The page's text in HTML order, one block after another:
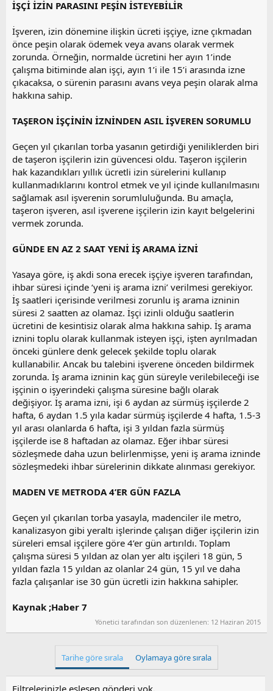
İŞÇİ İZİN PARASINI PEŞİN İSTEYEBİLİR
İşveren, izin dönemine ilişkin ücreti işçiye, izne çıkmadan
önce peşin olarak ödemek veya avans olarak vermek
zorunda. Örneğin, normalde ücretini her ayın 1’inde
çalışma bitiminde alan işçi, ayın 1’i ile 15’i arasında izne
çıkacaksa, o sürenin parasını avans veya peşin olarak alma
hakkına sahip.
TAŞERON İŞÇİNİN İZNİNDEN ASIL İŞVEREN SORUMLU
Geçen yıl çıkarılan torba yasanın getirdiği yeniliklerden biri
de taşeron işçilerin izin güvencesi oldu. Taşeron işçilerin
hak kazandıkları yıllık ücretli izin sürelerini kullanıp
kullanmadıklarını kontrol etmek ve yıl içinde kullanılmasını
sağlamak asıl işverenin sorumluluğunda. Bu amaçla,
taşeron işveren, asıl işverene işçilerin izin kayıt belgelerini
vermek zorunda.
GÜNDE EN AZ 2 SAAT YENİ İŞ ARAMA İZNİ
Yasaya göre, iş akdi sona erecek işçiye işveren tarafından,
ihbar süresi içinde ‘yeni iş arama izni’ verilmesi gerekiyor.
İş saatleri içerisinde verilmesi zorunlu iş arama izninin
süresi 2 saatten az olamaz. İşçi izinli olduğu saatlerin
ücretini de kesintisiz olarak alma hakkına sahip. İş arama
iznini toplu olarak kullanmak isteyen işçi, işten ayrılmadan
önceki günlere denk gelecek şekilde toplu olarak
kullanabilir. Ancak bu talebini işverene önceden bildirmek
zorunda. İş arama izninin kaç gün süreyle verilebileceği ise
işçinin o işyerindeki çalışma süresine bağlı olarak
değişiyor. İş arama izni, işi 6 aydan az sürmüş işçilerde 2
hafta, 6 aydan 1.5 yıla kadar sürmüş işçilerde 4 hafta, 1.5-3
yıl arası olanlarda 6 hafta, işi 3 yıldan fazla sürmüş
işçilerde ise 8 haftadan az olamaz. Eğer ihbar süresi
sözleşmede daha uzun belirlenmişse, yeni iş arama izninde
sözleşmedeki ihbar sürelerinin dikkate alınması gerekiyor.
MADEN VE METRODA 4’ER GÜN FAZLA
Geçen yıl çıkarılan torba yasayla, madenciler ile metro,
kanalizasyon gibi yeraltı işlerinde çalışan diğer işçilerin izin
süreleri emsal işçilere göre 4’er gün artırıldı. Toplam
çalışma süresi 5 yıldan az olan yer altı işçileri 18 gün, 5
yıldan fazla 15 yıldan az olanlar 24 gün, 15 yıl ve daha
fazla çalışanlar ise 30 gün ücretli izin hakkına sahipler.
Kaynak ;Haber 7
Yönetici tarafından son düzenlenen: 12 Haziran 2015
Tarihe göre sırala Oylamaya göre sırala
Filtrelerinizle eşleşen gönderi yok.